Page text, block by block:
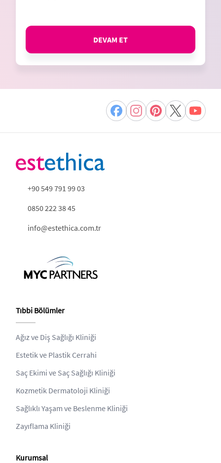
DEVAM ET
+90 549 791 99 03
0850 222 38 45
info@estethica.com.tr
Tıbbi Bölümler
Ağız ve Diş Sağlığı Kliniği
Estetik ve Plastik Cerrahi
Saç Ekimi ve Saç Sağlığı Kliniği
Kozmetik Dermatoloji Kliniği
Sağlıklı Yaşam ve Beslenme Kliniği
Zayıflama Kliniği
Kurumsal